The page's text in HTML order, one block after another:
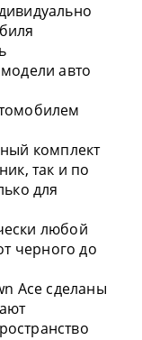
авто
комплект
так и по
для
любой
черного до
Ace сделаны